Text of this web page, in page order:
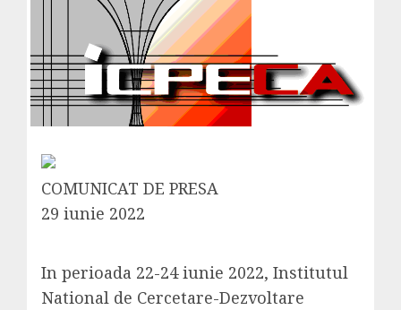
COMUNICAT DE PRESA
29 iunie 2022
In perioada 22-24 iunie 2022, Institutul
National de Cercetare-Dezvoltare